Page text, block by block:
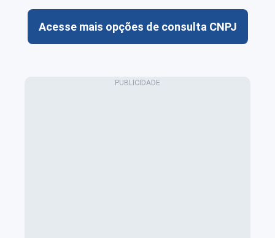
Acesse mais opções de consulta CNPJ